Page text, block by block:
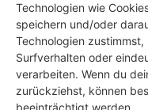
Technologien wie
speichern und/oder
Technologien
Surfverhalten oder
verarbeiten. Wenn du
zurückziehst, können
beeinträchtigt werden.